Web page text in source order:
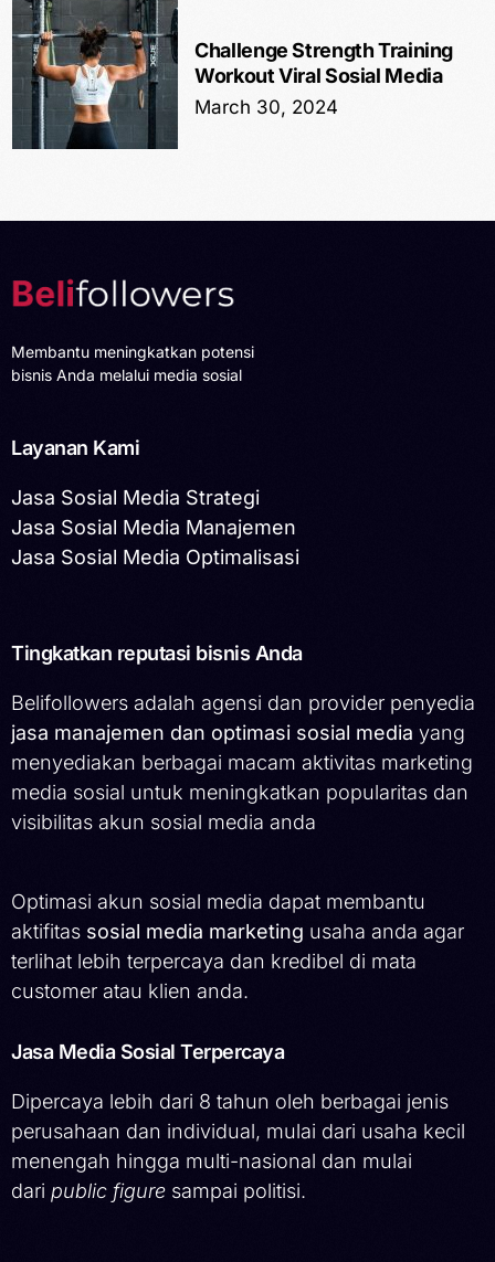
Challenge Strength Training
Workout Viral Sosial Media
March 30, 2024
Membantu meningkatkan potensi
bisnis Anda melalui media sosial
Layanan Kami
Jasa Sosial Media Strategi
Jasa Sosial Media Manajemen
Jasa Sosial Media Optimalisasi
Tingkatkan reputasi bisnis Anda
Belifollowers adalah agensi dan provider penyedia
jasa manajemen dan optimasi sosial media yang
menyediakan berbagai macam aktivitas marketing
media sosial untuk meningkatkan popularitas dan
visibilitas akun sosial media anda
Optimasi akun sosial media dapat membantu
aktifitas sosial media marketing usaha anda agar
terlihat lebih terpercaya dan kredibel di mata
customer atau klien anda.
Jasa Media Sosial Terpercaya
Dipercaya lebih dari 8 tahun oleh berbagai jenis
perusahaan dan individual, mulai dari usaha kecil
menengah hingga multi-nasional dan mulai
dari public figure sampai politisi.